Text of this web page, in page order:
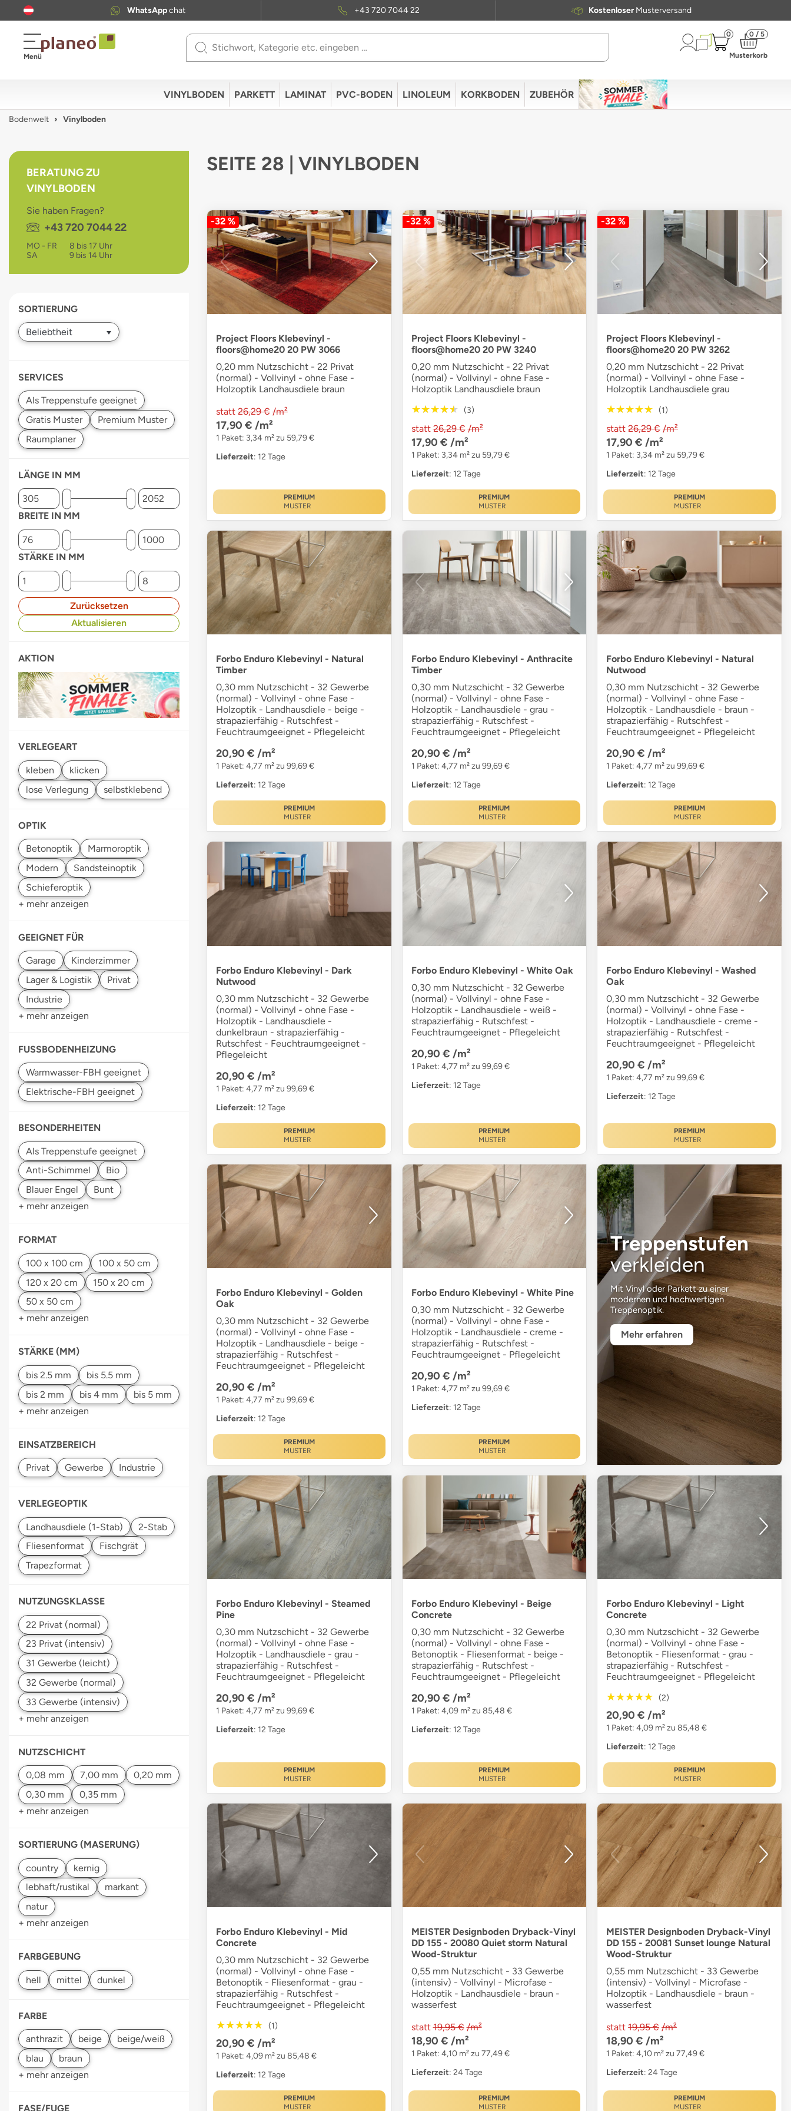
WhatsAppchat +43 720 7044 22 Kostenloser Musterversand
Menü
Use
down
Press
selected
search
result.
Touch
devices
users
use
swipe
gestures.
0 0 / 5
Musterkorb
VINYLBODEN PARKETT LAMINAT PVC-BODEN LINOLEUM KORKBODEN ZUBEHÖR
Bodenwelt Vinylboden
BERATUNG ZU
VINYLBODEN
Sie haben Fragen?
Telefon:
+43 720 7044 22
MO - FR
8 bis 17 Uhr
SA
9 bis 14 Uhr
SORTIERUNG
SERVICES
LÄNGE IN MM
BREITE IN MM
STÄRKE IN MM
Zurücksetzen
Aktualisieren
AKTION
VERLEGEART
lose Verlegung selbstklebend
OPTIK
Betonoptik Marmoroptik
+ mehr anzeigen
GEEIGNET FÜR
+ mehr anzeigen
FUSSBODENHEIZUNG
BESONDERHEITEN
Bio
Blauer Engel
+ mehr anzeigen
FORMAT
+ mehr anzeigen
STÄRKE (MM)
bis 2 mm bis 4 mm
bis 5 mm
+ mehr anzeigen
EINSATZBEREICH
Gewerbe Industrie
VERLEGEOPTIK
Landhausdiele (1-Stab)
Fischgrät
NUTZUNGSKLASSE
+ mehr anzeigen
NUTZSCHICHT
+ mehr anzeigen
SORTIERUNG (MASERUNG)
+ mehr anzeigen
FARBGEBUNG
hell dunkel
FARBE
anthrazit beige
+ mehr anzeigen
FASE/FUGE
SEITE 28 | VINYLBODEN
-32 %
Project Floors Klebevinyl -
floors@home20 20 PW 3066
0,20 mm Nutzschicht - 22 Privat
(normal) - Vollvinyl - ohne Fase -
Holzoptik Landhausdiele braun
statt 26,29 € /m²
17,90 € /m²
1 Paket: 3,34 m² zu 59,79 €
Lieferzeit: 12 Tage
PREMIUM
MUSTER
-32 %
Project Floors Klebevinyl -
floors@home20 20 PW 3240
0,20 mm Nutzschicht - 22 Privat
(normal) - Vollvinyl - ohne Fase -
Holzoptik Landhausdiele braun
★★★★★
★★★★★ (3)
statt 26,29 € /m²
17,90 € /m²
1 Paket: 3,34 m² zu 59,79 €
Lieferzeit: 12 Tage
PREMIUM
MUSTER
-32 %
Project Floors Klebevinyl -
floors@home20 20 PW 3262
0,20 mm Nutzschicht - 22 Privat
(normal) - Vollvinyl - ohne Fase -
Holzoptik Landhausdiele grau
★★★★★
★★★★★ (1)
statt 26,29 € /m²
17,90 € /m²
1 Paket: 3,34 m² zu 59,79 €
Lieferzeit: 12 Tage
PREMIUM
MUSTER
Forbo Enduro Klebevinyl - Natural
Timber
0,30 mm Nutzschicht - 32 Gewerbe
(normal) - Vollvinyl - ohne Fase -
Holzoptik - Landhausdiele - beige -
strapazierfähig - Rutschfest -
Feuchtraumgeeignet - Pflegeleicht
20,90 € /m²
1 Paket: 4,77 m² zu 99,69 €
Lieferzeit: 12 Tage
PREMIUM
MUSTER
Forbo Enduro Klebevinyl - Anthracite
Timber
0,30 mm Nutzschicht - 32 Gewerbe
(normal) - Vollvinyl - ohne Fase -
Holzoptik - Landhausdiele - grau -
strapazierfähig - Rutschfest -
Feuchtraumgeeignet - Pflegeleicht
20,90 € /m²
1 Paket: 4,77 m² zu 99,69 €
Lieferzeit: 12 Tage
PREMIUM
MUSTER
Forbo Enduro Klebevinyl - Natural
Nutwood
0,30 mm Nutzschicht - 32 Gewerbe
(normal) - Vollvinyl - ohne Fase -
Holzoptik - Landhausdiele - braun -
strapazierfähig - Rutschfest -
Feuchtraumgeeignet - Pflegeleicht
20,90 € /m²
1 Paket: 4,77 m² zu 99,69 €
Lieferzeit: 12 Tage
PREMIUM
MUSTER
Forbo Enduro Klebevinyl - Dark
Nutwood
0,30 mm Nutzschicht - 32 Gewerbe
(normal) - Vollvinyl - ohne Fase -
Holzoptik - Landhausdiele -
dunkelbraun - strapazierfähig -
Rutschfest - Feuchtraumgeeignet -
Pflegeleicht
20,90 € /m²
1 Paket: 4,77 m² zu 99,69 €
Lieferzeit: 12 Tage
PREMIUM
MUSTER
Forbo Enduro Klebevinyl - White Oak
0,30 mm Nutzschicht - 32 Gewerbe
(normal) - Vollvinyl - ohne Fase -
Holzoptik - Landhausdiele - weiß -
strapazierfähig - Rutschfest -
Feuchtraumgeeignet - Pflegeleicht
20,90 € /m²
1 Paket: 4,77 m² zu 99,69 €
Lieferzeit: 12 Tage
PREMIUM
MUSTER
Forbo Enduro Klebevinyl - Washed
Oak
0,30 mm Nutzschicht - 32 Gewerbe
(normal) - Vollvinyl - ohne Fase -
Holzoptik - Landhausdiele - creme -
strapazierfähig - Rutschfest -
Feuchtraumgeeignet - Pflegeleicht
20,90 € /m²
1 Paket: 4,77 m² zu 99,69 €
Lieferzeit: 12 Tage
PREMIUM
MUSTER
Forbo Enduro Klebevinyl - Golden
Oak
0,30 mm Nutzschicht - 32 Gewerbe
(normal) - Vollvinyl - ohne Fase -
Holzoptik - Landhausdiele - beige -
strapazierfähig - Rutschfest -
Feuchtraumgeeignet - Pflegeleicht
20,90 € /m²
1 Paket: 4,77 m² zu 99,69 €
Lieferzeit: 12 Tage
PREMIUM
MUSTER
Forbo Enduro Klebevinyl - White Pine
0,30 mm Nutzschicht - 32 Gewerbe
(normal) - Vollvinyl - ohne Fase -
Holzoptik - Landhausdiele - creme -
strapazierfähig - Rutschfest -
Feuchtraumgeeignet - Pflegeleicht
20,90 € /m²
1 Paket: 4,77 m² zu 99,69 €
Lieferzeit: 12 Tage
PREMIUM
MUSTER
Treppenstufen
verkleiden
Mit Vinyl oder Parkett zu einer
modernen und hochwertigen
Treppenoptik.
Mehr erfahren
Forbo Enduro Klebevinyl - Steamed
Pine
0,30 mm Nutzschicht - 32 Gewerbe
(normal) - Vollvinyl - ohne Fase -
Holzoptik - Landhausdiele - grau -
strapazierfähig - Rutschfest -
Feuchtraumgeeignet - Pflegeleicht
20,90 € /m²
1 Paket: 4,77 m² zu 99,69 €
Lieferzeit: 12 Tage
PREMIUM
MUSTER
Forbo Enduro Klebevinyl - Beige
Concrete
0,30 mm Nutzschicht - 32 Gewerbe
(normal) - Vollvinyl - ohne Fase -
Betonoptik - Fliesenformat - beige -
strapazierfähig - Rutschfest -
Feuchtraumgeeignet - Pflegeleicht
20,90 € /m²
1 Paket: 4,09 m² zu 85,48 €
Lieferzeit: 12 Tage
PREMIUM
MUSTER
Forbo Enduro Klebevinyl - Light
Concrete
0,30 mm Nutzschicht - 32 Gewerbe
(normal) - Vollvinyl - ohne Fase -
Betonoptik - Fliesenformat - grau -
strapazierfähig - Rutschfest -
Feuchtraumgeeignet - Pflegeleicht
★★★★★
★★★★★ (2)
20,90 € /m²
1 Paket: 4,09 m² zu 85,48 €
Lieferzeit: 12 Tage
PREMIUM
MUSTER
Forbo Enduro Klebevinyl - Mid
Concrete
0,30 mm Nutzschicht - 32 Gewerbe
(normal) - Vollvinyl - ohne Fase -
Betonoptik - Fliesenformat - grau -
strapazierfähig - Rutschfest -
Feuchtraumgeeignet - Pflegeleicht
★★★★★
★★★★★ (1)
20,90 € /m²
1 Paket: 4,09 m² zu 85,48 €
Lieferzeit: 12 Tage
PREMIUM
MUSTER
MEISTER Designboden Dryback-Vinyl
DD 155 - 20080 Quiet storm Natural
Wood-Struktur
0,55 mm Nutzschicht - 33 Gewerbe
(intensiv) - Vollvinyl - Microfase -
Holzoptik - Landhausdiele - braun -
wasserfest
statt 19,95 € /m²
18,90 € /m²
1 Paket: 4,10 m² zu 77,49 €
Lieferzeit: 24 Tage
PREMIUM
MUSTER
MEISTER Designboden Dryback-Vinyl
DD 155 - 20081 Sunset lounge Natural
Wood-Struktur
0,55 mm Nutzschicht - 33 Gewerbe
(intensiv) - Vollvinyl - Microfase -
Holzoptik - Landhausdiele - braun -
wasserfest
statt 19,95 € /m²
18,90 € /m²
1 Paket: 4,10 m² zu 77,49 €
Lieferzeit: 24 Tage
PREMIUM
MUSTER